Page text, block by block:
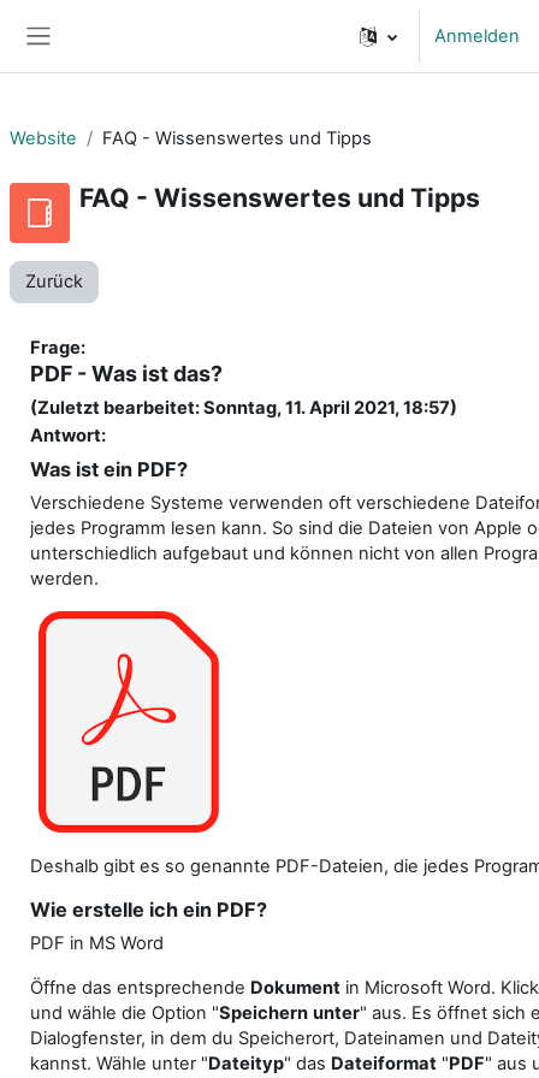
Anmelden
Website FAQ - Wissenswertes und Tipps
FAQ - Wissenswertes und Tipps
Zurück
Frage:
PDF - Was ist das?
(Zuletzt bearbeitet: Sonntag, 11. April 2021, 18:57)
Antwort:
Was ist ein PDF?
Verschiedene Systeme verwenden oft verschiedene
jedes Programm lesen kann. So sind die Dateien von Apple
unterschiedlich aufgebaut und können nicht von allen
werden.
Deshalb gibt es so genannte PDF-Dateien, die jedes
Wie erstelle ich ein PDF?
PDF in MS Word
Öffne das entsprechende Dokumentin Microsoft Word.
und wähle die Option "Speichern unter" aus. Es öffnet sich
Dialogfenster, in dem du Speicherort, Dateinamen und
kannst. Wähle unter "Dateityp" das Dateiformat"PDF" aus